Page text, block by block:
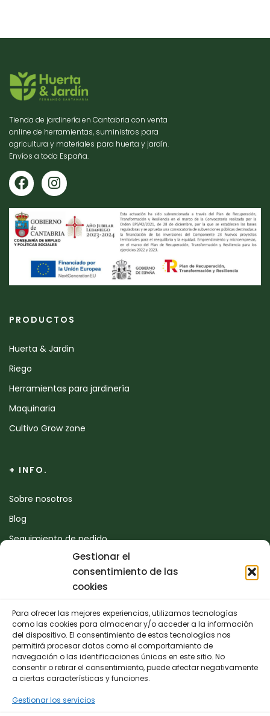
Gestionar el
consentimiento de las
cookies
Para ofrecer las mejores experiencias, utilizamos tecnologías
como las cookies para almacenar y/o acceder a la información
del dispositivo. El consentimiento de estas tecnologías nos
permitirá procesar datos como el comportamiento de
navegación o las identificaciones únicas en este sitio. No
consentir o retirar el consentimiento, puede afectar negativamente
a ciertas características y funciones.
Gestionar los servicios
Tienda de jardinería en Cantabria con venta
online de herramientas, suministros para
agricultura y materiales para huerta y jardín.
Envíos a toda España.
PRODUCTOS
Huerta & Jardin
Riego
Herramientas para jardinería
Maquinaria
Cultivo Grow zone
+ INFO.
Sobre nosotros
Blog
Seguimiento de pedido
CONTACTO
942 25 50 54
Polígono de Trascueto, parcela 4, 39600 Revilla de
Camargo, Cantabria
info@fernando-santamaria.com